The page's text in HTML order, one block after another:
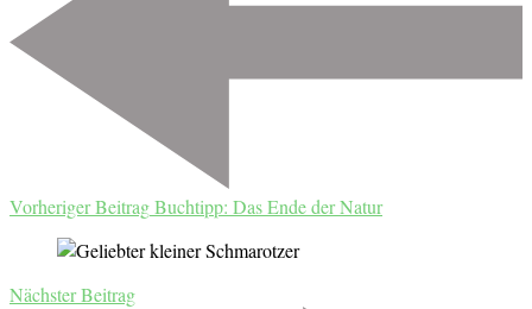
Vorheriger BeitragBuchtipp: Das Ende der Natur
Nächster Beitrag